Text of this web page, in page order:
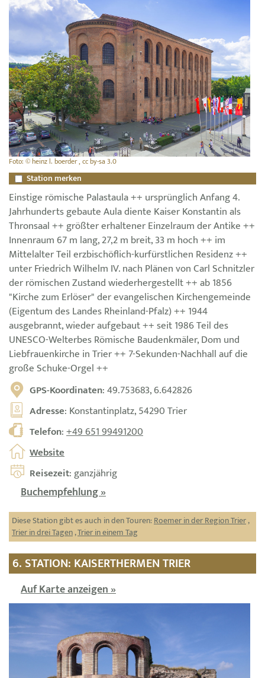
Foto: © heinz l. boerder , cc by-sa 3.0
Station merken
Einstige römische Palastaula ++ ursprünglich Anfang 4.
Jahrhunderts gebaute Aula diente Kaiser Konstantin als
Thronsaal ++ größter erhaltener Einzelraum der Antike ++
Innenraum 67 m lang, 27,2 m breit, 33 m hoch ++ im
Mittelalter Teil erzbischöflich-kurfürstlichen Residenz ++
unter Friedrich Wilhelm IV. nach Plänen von Carl Schnitzler
der römischen Zustand wiederhergestellt ++ ab 1856
"Kirche zum Erlöser" der evangelischen Kirchengemeinde
(Eigentum des Landes Rheinland-Pfalz) ++ 1944
ausgebrannt, wieder aufgebaut ++ seit 1986 Teil des
UNESCO-Welterbes Römische Baudenkmäler, Dom und
Liebfrauenkirche in Trier ++ 7-Sekunden-Nachhall auf die
große Schuke-Orgel ++
GPS-Koordinaten: 49.753683, 6.642826
Adresse: Konstantinplatz, 54290 Trier
Telefon:+49 651 99491200
Website
Reisezeit: ganzjährig
Buchempfehlung »
Diese Station gibt es auch in den Touren:Roemer in der Region Trier,
Trier in drei Tagen,Trier in einem Tag
6. STATION: KAISERTHERMEN TRIER
Auf Karte anzeigen »